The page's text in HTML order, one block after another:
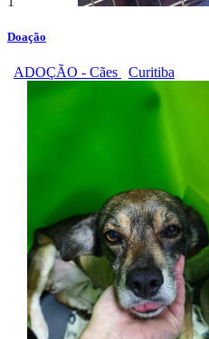
Doação
ADOÇÃO - Cães Curitiba